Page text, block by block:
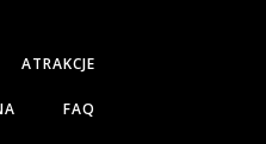
ATRAKCJE
FAQ